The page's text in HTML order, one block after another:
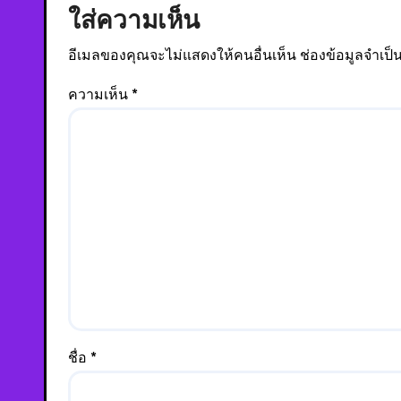
ใส่ความเห็น
อีเมลของคุณจะไม่แสดงให้คนอื่นเห็น ช่องข้อมูลจำเป็
ความเห็น *
ชื่อ *